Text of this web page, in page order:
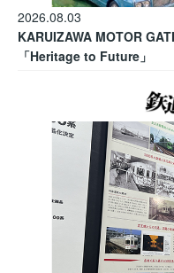
2026.08.03
KARUIZAWA MOTOR
「Heritage to Future」